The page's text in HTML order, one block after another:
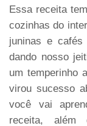
Essa receita
cozinhas do
juninas e
dando nosso
um temperinho
virou sucesso
você vai
receita, além